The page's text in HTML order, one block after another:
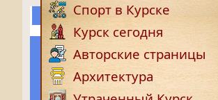
Спорт в Курске
Курск сегодня
Авторские страницы
Архитектура